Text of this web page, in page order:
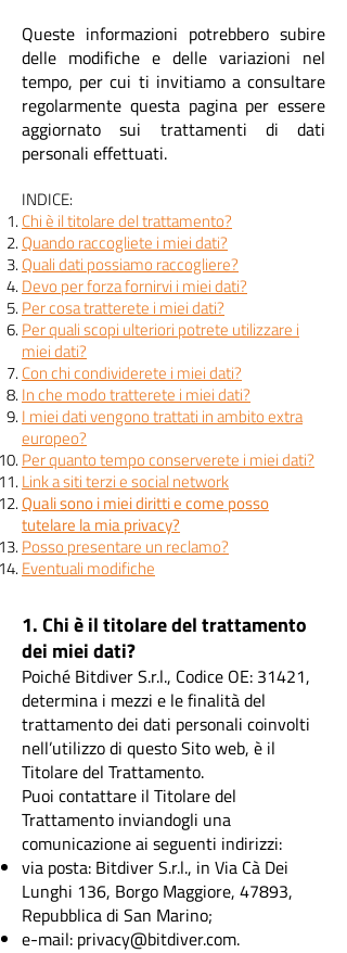
Queste informazioni potrebbero subire
delle modifiche e delle variazioni nel
tempo, per cui ti invitiamo a consultare
regolarmente questa pagina per essere
aggiornato sui trattamenti di dati
personali effettuati.
INDICE:
Chi è il titolare del trattamento?
Quando raccogliete i miei dati?
Quali dati possiamo raccogliere?
Devo per forza fornirvi i miei dati?
Per cosa tratterete i miei dati?
Per quali scopi ulteriori potrete utilizzare i
miei dati?
Con chi condividerete i miei dati?
In che modo tratterete i miei dati?
I miei dati vengono trattati in ambito extra
europeo?
Per quanto tempo conserverete i miei dati?
Link a siti terzi e social network
Quali sono i miei diritti e come posso
tutelare la mia privacy?
Posso presentare un reclamo?
Eventuali modifiche
1. Chi è il titolare del trattamento
dei miei dati?
Poiché Bitdiver S.r.l., Codice OE: 31421,
determina i mezzi e le finalità del
trattamento dei dati personali coinvolti
nell’utilizzo di questo Sito web, è il
Titolare del Trattamento.
Puoi contattare il Titolare del
Trattamento inviandogli una
comunicazione ai seguenti indirizzi:
via posta: Bitdiver S.r.l., in Via Cà Dei
Lunghi 136, Borgo Maggiore, 47893,
Repubblica di San Marino;
e-mail: privacy@bitdiver.com.